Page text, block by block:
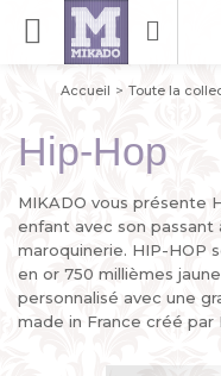
Accueil Toute la
Hip-Hop
MIKADO vous présente
enfant avec son passant
maroquinerie. HIP-HOP
en or 750 millièmes
personnalisé avec une
made in France créé par